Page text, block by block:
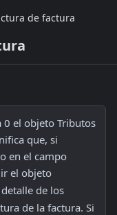
de factura
0 el objeto Tributos
que, si
de los
de la factura. Si